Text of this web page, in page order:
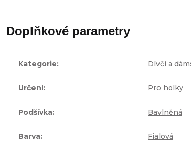
Doplňkové parametry
Kategorie: Dívčí a
Určení: Pro holky
Podšívka: Bavlněná
Barva: Fialová